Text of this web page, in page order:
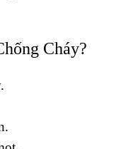
Cháy?